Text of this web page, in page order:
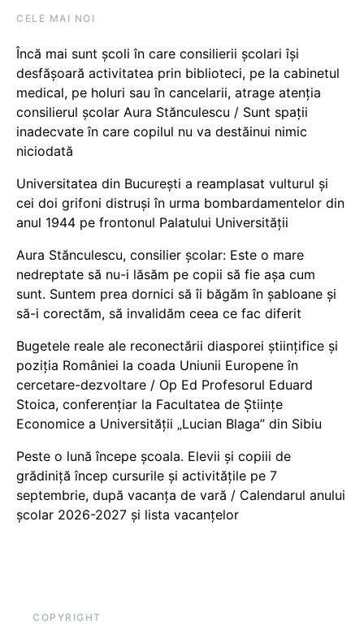
CELE MAI NOI
Încă mai sunt școli în care consilierii școlari își
desfășoară activitatea prin biblioteci, pe la cabinetul
medical, pe holuri sau în cancelarii, atrage atenția
consilierul școlar Aura Stănculescu / Sunt spații
inadecvate în care copilul nu va destăinui nimic
niciodată
Universitatea din București a reamplasat vulturul și
cei doi grifoni distruși în urma bombardamentelor din
anul 1944 pe frontonul Palatului Universității
Aura Stănculescu, consilier școlar: Este o mare
nedreptate să nu-i lăsăm pe copii să fie așa cum
sunt. Suntem prea dornici să îi băgăm în șabloane și
să-i corectăm, să invalidăm ceea ce fac diferit
Bugetele reale ale reconectării diasporei științifice și
poziția României la coada Uniunii Europene în
cercetare-dezvoltare / Op Ed Profesorul Eduard
Stoica, conferențiar la Facultatea de Științe
Economice a Universității „Lucian Blaga” din Sibiu
Peste o lună începe școala. Elevii și copiii de
grădiniță încep cursurile și activitățile pe 7
septembrie, după vacanța de vară / Calendarul anului
școlar 2026-2027 și lista vacanțelor
COPYRIGHT